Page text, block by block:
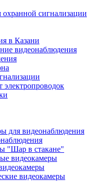
сигнализации
в Казани
видеонаблюдения
для видеонаблюдения
"Шар в стакане"
видеокамеры
видеокамеры